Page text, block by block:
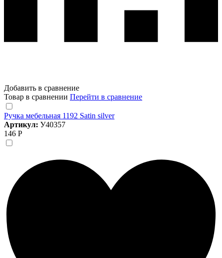
Добавить в сравнение
Товар в сравнении Перейти в сравнение
Ручка мебельная 1192 Satin silver
Артикул: У40357
146 Р